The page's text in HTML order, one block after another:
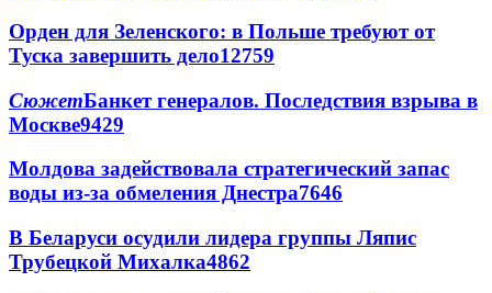
Орден для Зеленского: в Польше требуют от
Туска завершить дело12759
СюжетБанкет генералов. Последствия взрыва в
Москве9429
Молдова задействовала стратегический запас
воды из-за обмеления Днестра7646
В Беларуси осудили лидера группы Ляпис
Трубецкой Михалка4862